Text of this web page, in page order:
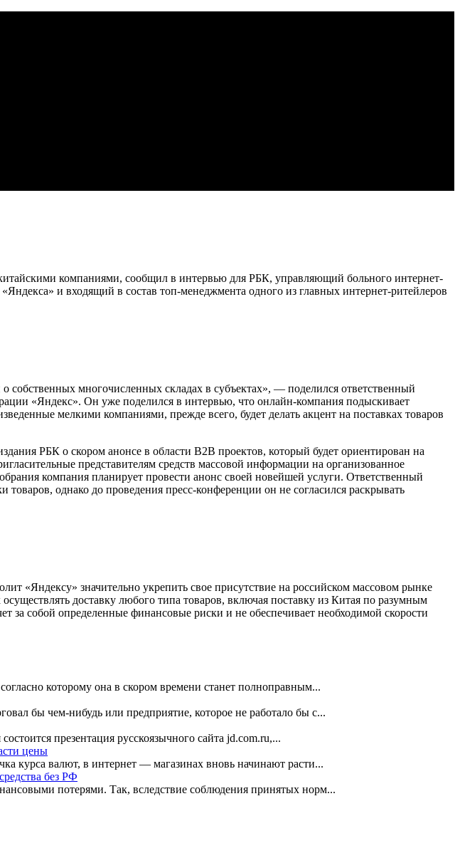
компаниями, сообщил в интервью для РБК, управляющий больного интернет-
и входящий в состав топ-менеджмента одного из главных интернет-ритейлеров
собственных многочисленных складах в субъектах», — поделился ответственный
«Яндекс». Он уже поделился в интервью, что онлайн-компания подыскивает
мелкими компаниями, прежде всего, будет делать акцент на поставках товаров
РБК о скором анонсе в области B2B проектов, который будет ориентирован на
представителям средств массовой информации на организованное
компания планирует провести анонс своей новейшей услуги. Ответственный
однако до проведения пресс-конференции он не согласился раскрывать
«Яндексу» значительно укрепить свое присутствие на российском массовом рынке
доставку любого типа товаров, включая поставку из Китая по разумным
собой определенные финансовые риски и не обеспечивает необходимой скорости
которому она в скором времени станет полноправным...
бы чем-нибудь или предприятие, которое не работало бы с...
презентация русскоязычного сайта jd.com.ru,...
цены
курса валют, в интернет — магазинах вновь начинают расти...
без РФ
потерями. Так, вследствие соблюдения принятых норм...